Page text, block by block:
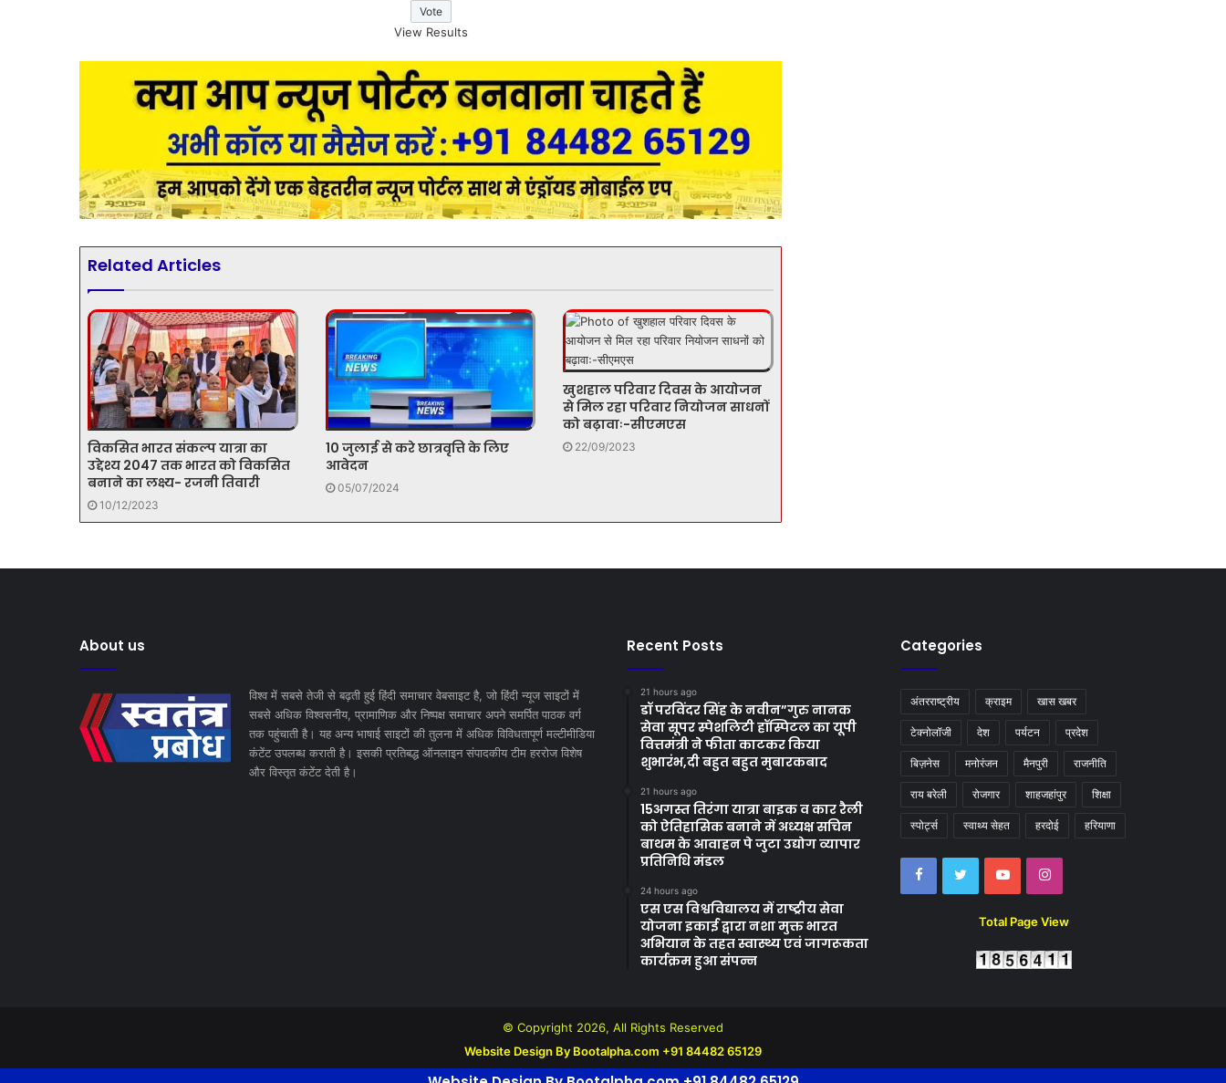
View Results
Related Articles
विकसित भारत संकल्प यात्रा का
उद्देश्य 2047 तक भारत को विकसित
बनाने का लक्ष्य- रजनी तिवारी
10/12/2023
10 जुलाई से करे छात्रवृत्ति के लिए
आवेदन
05/07/2024
खुशहाल परिवार दिवस के आयोजन
से मिल रहा परिवार नियोजन साधनों
को बढ़ावाः-सीएमएस
22/09/2023
About us
विश्व में सबसे तेजी से बढ़ती हुई हिंदी समाचार वेबसाइट है, जो हिंदी न्यूज साइटों में
सबसे अधिक विश्वसनीय, प्रामाणिक और निष्पक्ष समाचार अपने समर्पित पाठक वर्ग
तक पहुंचाती है। यह अन्य भाषाई साइटों की तुलना में अधिक विविधतापूर्ण मल्टीमीडिया
कंटेंट उपलब्ध कराती है। इसकी प्रतिबद्ध ऑनलाइन संपादकीय टीम हररोज विशेष
और विस्तृत कंटेंट देती है।
Recent Posts
21 hours ago
डॉ परविंदर सिंह के नवीन”गुरु नानक
सेवा सूपर स्पेशलिटी हॉस्पिटल का यूपी
वित्तमंत्री ने फीता काटकर किया
शुभारंभ,दी बहुत बहुत मुबारकबाद
21 hours ago
15अगस्त तिरंगा यात्रा बाइक व कार रैली
को ऐतिहासिक बनाने में अध्यक्ष सचिन
बाथम के आवाहन पे जुटा उद्योग व्यापार
प्रतिनिधि मंडल
24 hours ago
एस एस विश्वविद्यालय में राष्ट्रीय सेवा
योजना इकाई द्वारा नशा मुक्त भारत
अभियान के तहत स्वास्थ्य एवं जागरूकता
कार्यक्रम हुआ संपन्न
Categories
अंतरराष्ट्रीय क्राइम खास खबर
टेक्नोलॉजी देश पर्यटन प्रदेश
बिज़नेस मनोरंजन मैनपुरी राजनीति
राय बरेली रोजगार शाहजहांपुर शिक्षा
स्पोर्ट्स स्वाथ्य सेहत हरदोई हरियाणा
FacebookTwitterYouTubeInstagram
Total Page View
© Copyright 2026, All Rights Reserved
Website Design By Bootalpha.com +91 84482 65129